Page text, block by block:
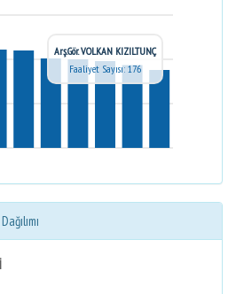
Arş.Gör. VOLKAN KIZILTUNÇ
Faaliyet Sayısı: 176